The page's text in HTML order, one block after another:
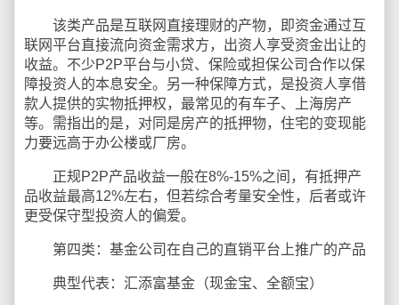
该类产品是互联网直接理财的产物，即资金通过互
联网平台直接流向资金需求方，出资人享受资金出让的
收益。不少P2P平台与小贷、保险或担保公司合作以保
障投资人的本息安全。另一种保障方式，是投资人享借
款人提供的实物抵押权，最常见的有车子、上海房产
等。需指出的是，对同是房产的抵押物，住宅的变现能
力要远高于办公楼或厂房。
正规P2P产品收益一般在8%-15%之间，有抵押产
品收益最高12%左右，但若综合考量安全性，后者或许
更受保守型投资人的偏爱。
第四类：基金公司在自己的直销平台上推广的产品
典型代表：汇添富基金（现金宝、全额宝）